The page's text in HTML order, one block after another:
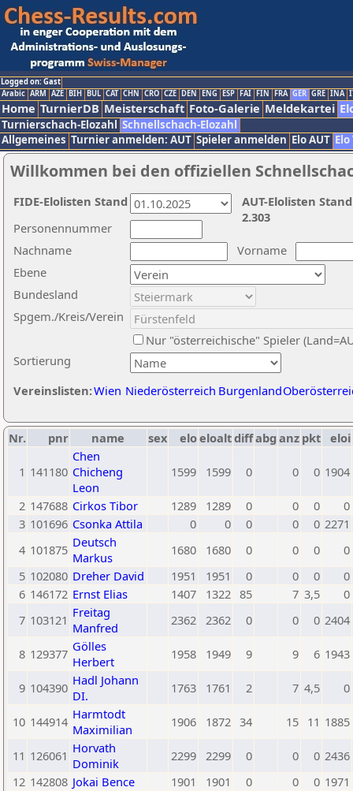
Logged on: Gast
Arabic ARM AZE BIH BUL CAT CHN CRO CZE DEN ENG ESP FAI FIN FRA GER GRE INA
Home TurnierDB Meisterschaft Foto-Galerie Meldekartei
Turnierschach-Elozahl Schnellschach-Elozahl
Allgemeines Turnier anmelden: AUT Spieler anmelden Elo AUT
Willkommen bei den offiziellen
Nachname
Vorname
Ebene
Sortierung
Personennummer
Bundesland
Spgem./Kreis/Verein
Nur "österreichische" Spieler
Vereinslisten:Wien Niederösterreich Burgenland
AUT-Elolisten
2.303
FIDE-Elolisten Stand
Nr. pnr name sex eloeloaltdiffabg anz pkt eloi
1 141180
Chen
Chicheng
Leon
1599 1599 0 0 0 1904
2 147688 Cirkos Tibor 1289 1289 0 0 0
0
3 101696 Csonka Attila 0 0 0 0 0 2271
4 101875 Deutsch
Markus
1680 1680 0 0 0
0
5 102080 Dreher David 1951 1951 0 0 0
0
6 146172 Ernst Elias 1407 1322 85 7 3,5
0
7 103121 Freitag
Manfred
2362 2362 0 0 0 2404
8 129377 Gölles
Herbert
1958 1949 9 9 6 1943
9 104390 Hadl Johann
DI.
1763 1761 2 7 4,5 0
10 144914 Harmtodt
Maximilian
1906 1872 34 15 11 1885
11 126061 Horvath
Dominik
2299 2299 0 0 0 2436
12 142808 Jokai Bence 1901 1901 0 0 0 1971